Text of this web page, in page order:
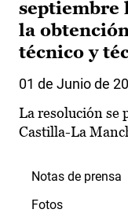
septiembre
la
técnico y
01 de Junio de
La resolución se
Castilla-La
Notas de prensa
Fotos